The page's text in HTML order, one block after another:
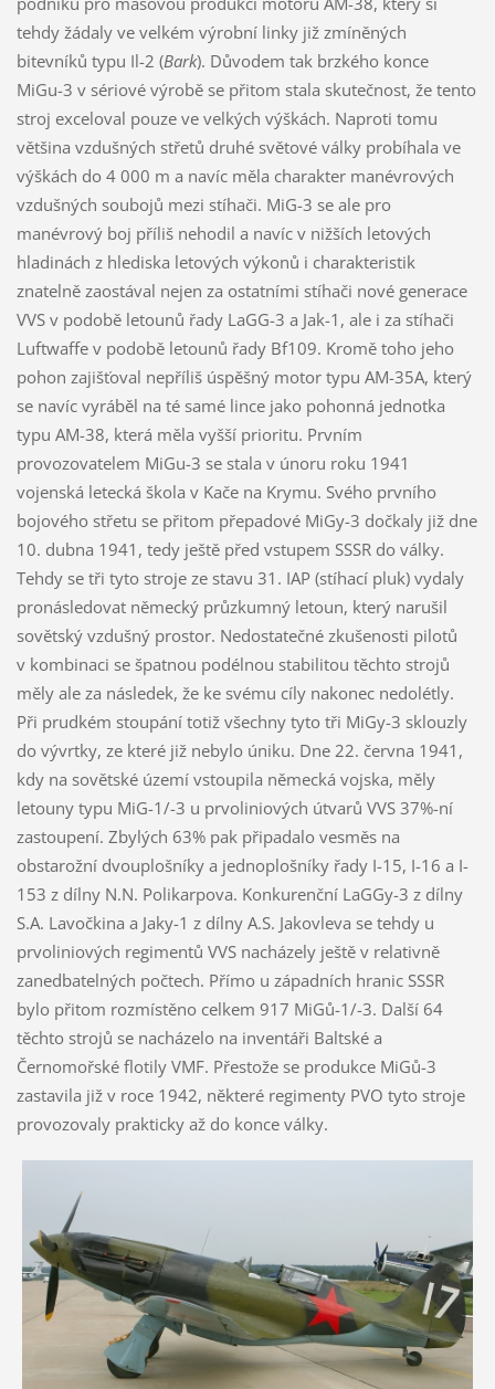
tehdy žádaly ve velkém výrobní linky již zmíněných
bitevníků typu Il-2 (Bark). Důvodem tak brzkého konce
MiGu-3 v sériové výrobě se přitom stala skutečnost, že tento
stroj exceloval pouze ve velkých výškách. Naproti tomu
většina vzdušných střetů druhé světové války probíhala ve
výškách do 4 000 m a navíc měla charakter manévrových
vzdušných soubojů mezi stíhači. MiG-3 se ale pro
manévrový boj příliš nehodil a navíc v nižších letových
hladinách z hlediska letových výkonů i charakteristik
znatelně zaostával nejen za ostatními stíhači nové generace
VVS v podobě letounů řady LaGG-3 a Jak-1, ale i za stíhači
Luftwaffe v podobě letounů řady Bf109. Kromě toho jeho
pohon zajišťoval nepříliš úspěšný motor typu AM-35A, který
se navíc vyráběl na té samé lince jako pohonná jednotka
typu AM-38, která měla vyšší prioritu. Prvním
provozovatelem MiGu-3 se stala v únoru roku 1941
vojenská letecká škola v Kače na Krymu. Svého prvního
bojového střetu se přitom přepadové MiGy-3 dočkaly již dne
10. dubna 1941, tedy ještě před vstupem SSSR do války.
Tehdy se tři tyto stroje ze stavu 31. IAP (stíhací pluk) vydaly
pronásledovat německý průzkumný letoun, který narušil
sovětský vzdušný prostor. Nedostatečné zkušenosti pilotů
v kombinaci se špatnou podélnou stabilitou těchto strojů
měly ale za následek, že ke svému cíly nakonec nedolétly.
Při prudkém stoupání totiž všechny tyto tři MiGy-3 sklouzly
do vývrtky, ze které již nebylo úniku. Dne 22. června 1941,
kdy na sovětské území vstoupila německá vojska, měly
letouny typu MiG-1/-3 u prvoliniových útvarů VVS 37%-ní
zastoupení. Zbylých 63% pak připadalo vesměs na
obstarožní dvouplošníky a jednoplošníky řady I-15, I-16 a I-
153 z dílny N.N. Polikarpova. Konkurenční LaGGy-3 z dílny
S.A. Lavočkina a Jaky-1 z dílny A.S. Jakovleva se tehdy u
prvoliniových regimentů VVS nacházely ještě v relativně
zanedbatelných počtech. Přímo u západních hranic SSSR
bylo přitom rozmístěno celkem 917 MiGů-1/-3. Další 64
těchto strojů se nacházelo na inventáři Baltské a
Černomořské flotily VMF. Přestože se produkce MiGů-3
zastavila již v roce 1942, některé regimenty PVO tyto stroje
provozovaly prakticky až do konce války.